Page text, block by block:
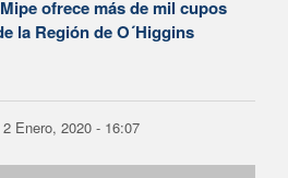
ofrece más de mil cupos
la Región de O´Higgins
Enero, 2020 - 16:07